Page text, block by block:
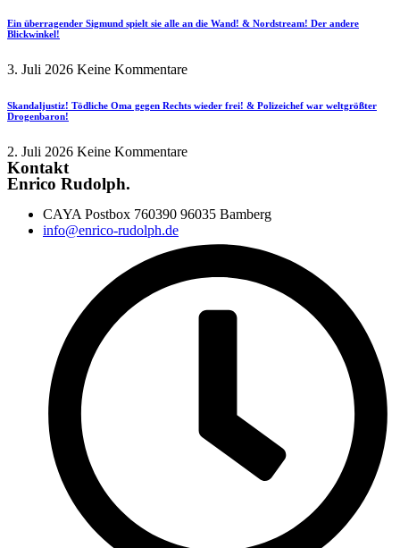
Ein überragender Sigmund spielt sie alle an die Wand! & Nordstream! Der andere
Blickwinkel!
3. Juli 2026 Keine Kommentare
Skandaljustiz! Tödliche Oma gegen Rechts wieder frei! & Polizeichef war weltgrößter
Drogenbaron!
2. Juli 2026 Keine Kommentare
Kontakt
Enrico Rudolph.
CAYA Postbox 760390 96035 Bamberg
info@enrico-rudolph.de